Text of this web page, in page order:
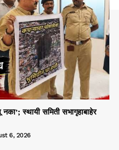
नका’; स्थायी समिती सभागृहाबाहेर
6, 2026